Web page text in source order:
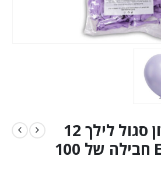
בלון גומי מקרון סגול לילך 12
אינ"ץ EVERTS חבילה של 100